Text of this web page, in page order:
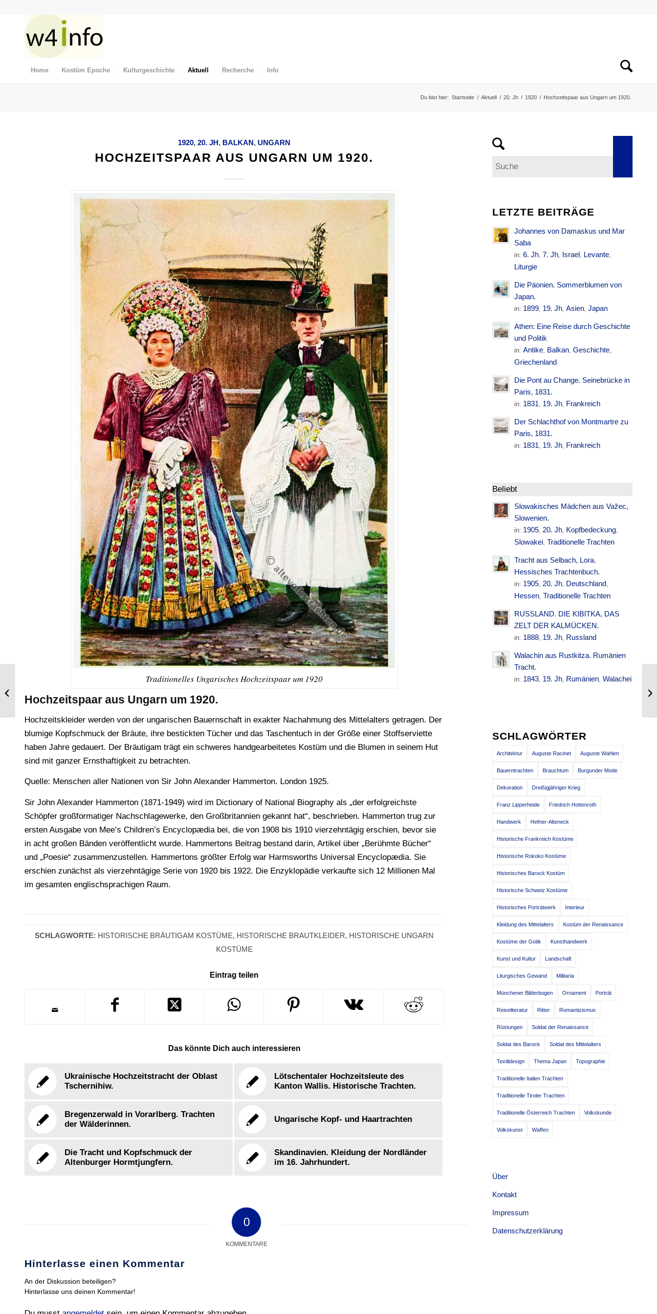
Home Kostüm Epoche Kulturgeschichte Aktuell Recherche Info
Du bist hier: Startseite / Aktuell / 20. Jh / 1920 / Hochzeitspaar aus Ungarn um 1920.
1920,20. JH, BALKAN,UNGARN
HOCHZEITSPAAR AUS UNGARN UM 1920.
Traditionelles Ungarisches Hochzeitspaar um 1920
Hochzeitspaar aus Ungarn um 1920.
Hochzeitskleider werden von der ungarischen Bauernschaft in exakter Nachahmung des Mittelalters getragen. Der
blumige Kopfschmuck der Bräute, ihre bestickten Tücher und das Taschentuch in der Größe einer Stoffserviette
haben Jahre gedauert. Der Bräutigam trägt ein schweres handgearbeitetes Kostüm und die Blumen in seinem Hut
sind mit ganzer Ernsthaftigkeit zu betrachten.
Quelle: Menschen aller Nationen von Sir John Alexander Hammerton. London 1925.
Sir John Alexander Hammerton (1871-1949) wird im Dictionary of National Biography als „der erfolgreichste
Schöpfer großformatiger Nachschlagewerke, den Großbritannien gekannt hat“, beschrieben. Hammerton trug zur
ersten Ausgabe von Mee’s Children’s Encyclopædia bei, die von 1908 bis 1910 vierzehntägig erschien, bevor sie
in acht großen Bänden veröffentlicht wurde. Hammertons Beitrag bestand darin, Artikel über „Berühmte Bücher“
und „Poesie“ zusammenzustellen. Hammertons größter Erfolg war Harmsworths Universal Encyclopædia. Sie
erschien zunächst als vierzehntägige Serie von 1920 bis 1922. Die Enzyklopädie verkaufte sich 12 Millionen Mal
im gesamten englischsprachigen Raum.
SCHLAGWORTE: HISTORISCHE BRÄUTIGAM KOSTÜME, HISTORISCHE BRAUTKLEIDER, HISTORISCHE UNGARN
KOSTÜME
Eintrag teilen
Das könnte Dich auch interessieren
Ukrainische Hochzeitstracht der Oblast
Tschernihiw.
Lötschentaler Hochzeitsleute des
Kanton Wallis. Historische Trachten.
Bregenzerwald in Vorarlberg. Trachten
der Wälderinnen.
Ungarische Kopf- und Haartrachten
Die Tracht und Kopfschmuck der
Altenburger Hormtjungfern.
Skandinavien. Kleidung der Nordländer
im 16. Jahrhundert.
0
KOMMENTARE
Hinterlasse einen Kommentar
An der Diskussion beteiligen?
Hinterlasse uns deinen Kommentar!
LETZTE BEITRÄGE
Johannes von Damaskus und Mar
Saba
in:6. Jh, 7. Jh, Israel, Levante,
Liturgie
Die Päonien. Sommerblumen von
Japan.
in: 1899, 19. Jh,Asien,Japan
Athen: Eine Reise durch Geschichte
und Politik
in:Antike, Balkan,Geschichte,
Griechenland
Die Pont au Change. Seinebrücke in
Paris, 1831.
in: 1831, 19. Jh, Frankreich
Der Schlachthof von Montmartre zu
Paris, 1831.
in: 1831, 19. Jh, Frankreich
Beliebt
Slowakisches Mädchen aus Važec,
Slowenien.
in: 1905,20. Jh, Kopfbedeckung,
Slowakei, Traditionelle Trachten
Tracht aus Selbach, Lora.
Hessisches Trachtenbuch.
in: 1905,20. Jh, Deutschland,
Hessen, Traditionelle Trachten
RUSSLAND. DIE KIBITKA, DAS
ZELT DER KALMÜCKEN.
in: 1888, 19. Jh, Russland
Walachin aus Rustkitza. Rumänien
Tracht.
in: 1843, 19. Jh, Rumänien,Walachei
SCHLAGWÖRTER
Architektur Auguste Racinet Auguste Wahlen
Bauerntrachten Brauchtum Burgunder Mode
Dekoration Dreißigjähriger Krieg
Franz Lipperheide Friedrich Hottenroth
Handwerk Hefner-Alteneck
Historische Frankreich Kostüme
Historische Rokoko Kostüme
Historisches Barock Kostüm
Historische Schweiz Kostüme
Historisches Porträtwerk Interieur
Kleidung des Mittelalters Kostüm der Renaissance
Kostüme der Gotik Kunsthandwerk
Kunst und Kultur Landschaft
Liturgisches Gewand Militaria
Münchener Bilderbogen Ornament Porträt
Reiseliteratur Ritter Romantizismus
Rüstungen Soldat der Renaissance
Soldat des Barock Soldat des Mittelalters
Textildesign Thema Japan Topographie
Traditionelle Italien Trachten
Traditionelle Tiroler Trachten
Traditionelle Österreich Trachten Volkskunde
Volkskunst Waffen
Über
Kontakt
Impressum
Datenschutzerklärung
800.